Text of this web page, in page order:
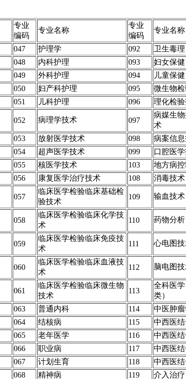
专业
编码
专业名称
专业
编码
专业名称
047 护理学 092
卫生毒理
048 内科护理 093
妇女保健
049 外科护理 094
儿童保健
050 妇产科护理 095
微生物
051 儿科护理 096 理化检
052 病理学技术 097
病媒生
术
053 放射医学技术 098
病案信
054 超声医学技术 099
口腔医
055 核医学技术 103
地方病控
056 康复医学治疗技术 108 消毒技术
057
临床医学检验临床基础检
验技术
109 输血技术
058
临床医学检验临床化学技
术
110 药物分析
059
临床医学检验临床免疫技
术
111 心电图
060
临床医学检验临床血液技
术
112 脑电图
061
临床医学检验临床微生物
技术
113
全科医
类）
063 普通内科 114
中医肿瘤
064 结核病 115
中西医
065 老年医学 116
中西医
066 职业病 117
中西医
067 计划生育 118
中西医
068 精神病 119
介入治疗